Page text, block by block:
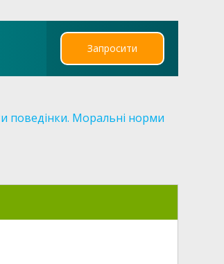
Запросити
поведінки. Моральні норми